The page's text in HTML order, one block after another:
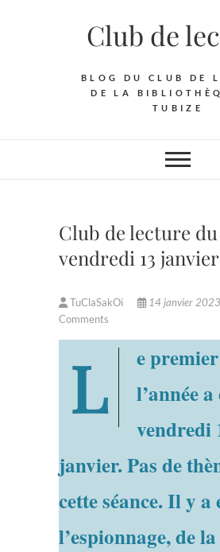
Club de
BLOG DU CLUB DE
DE LA
TUBIZE
Club de lecture du
vendredi 13
TuClaSakOi 14 janvier 2023
Comments
Le premier club de
l’année
vendredi
janvier. Pas de
cette séance. Il y a
l’espionnage, de